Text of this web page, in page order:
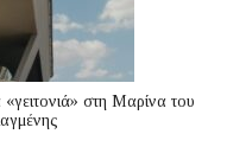
στη Μαρίνα του